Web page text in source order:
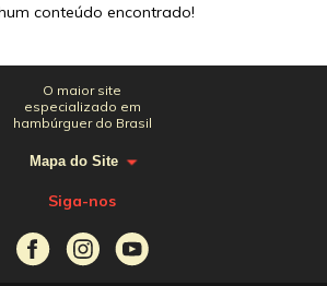
conteúdo encontrado!
O maior site
especializado em
hambúrguer do Brasil
Mapa do Site
Siga-nos